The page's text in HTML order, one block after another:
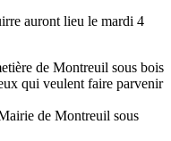
auront lieu le mardi 4
de Montreuil sous bois
qui veulent faire parvenir
de Montreuil sous